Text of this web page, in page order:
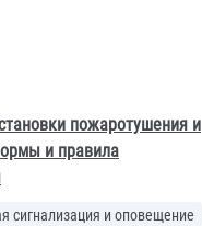
пожаротушения и
и правила
сигнализация и оповещение